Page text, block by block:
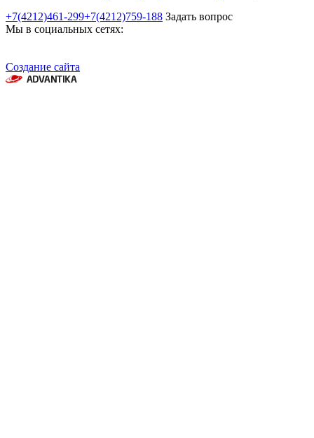
+7(4212)461-299+7(4212)759-188 Задать вопрос
Мы в социальных сетях:
Создание сайта